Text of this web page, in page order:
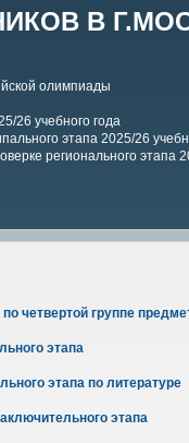
В
олимпиады
26 учебного года
этапа 2025/26
регионального этапа
четвертой группе
этапа
этапа по литературе
этапа